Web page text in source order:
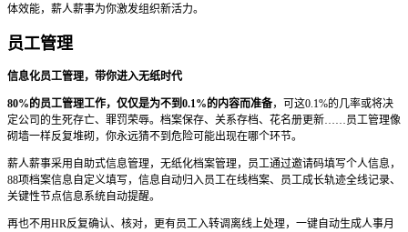
体效能，薪人薪事为你激发组织新活力。
员工管理
信息化员工管理，带你进入无纸时代
80%的员工管理工作，仅仅是为不到0.1%的内容而准备，可这0.1%的几率或将决
定公司的生死存亡、罪罚荣辱。档案保存、关系存档、花名册更新……员工管理像
砌墙一样反复堆砌，你永远猜不到危险可能出现在哪个环节。
薪人薪事采用自助式信息管理，无纸化档案管理，员工通过邀请码填写个人信息，
88项档案信息自定义填写，信息自动归入员工在线档案、员工成长轨迹全线记录、
关键性节点信息系统自动提醒。
再也不用HR反复确认、核对，更有员工入转调离线上处理，一键自动生成人事月